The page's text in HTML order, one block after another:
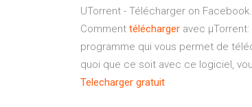
UTorrent - Télécharger on
Comment télécharger avec
programme qui vous permet de
quoi que ce soit avec ce logiciel,
Telecharger gratuit